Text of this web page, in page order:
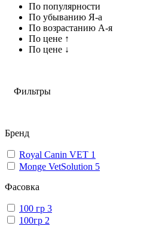
По популярности
По убыванию Я-а
По возрастанию А-я
По цене ↑
По цене ↓
Фильтры
Бренд
Royal Canin VET 1
Monge VetSolution 5
Фасовка
100 гр 3
100гр 2